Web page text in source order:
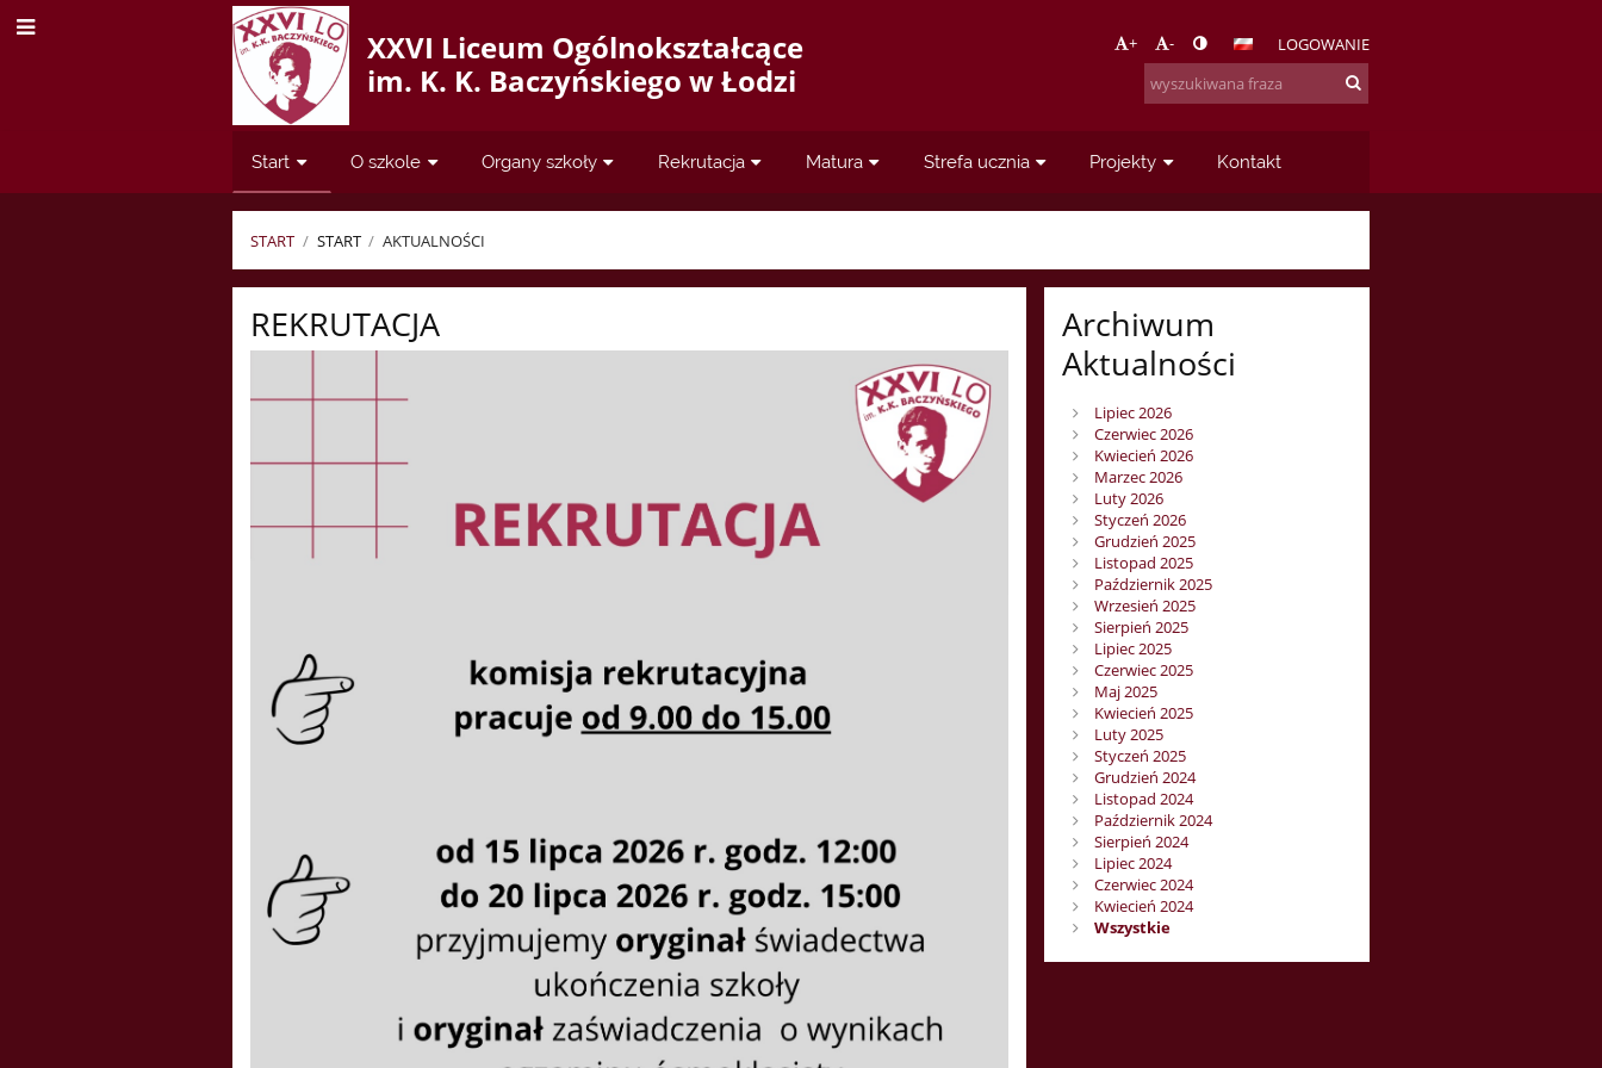
XXVI Liceum Ogólnokształcące
im. K. K. Baczyńskiego w Łodzi
+ - LOGOWANIE
Start O szkole Organy szkoły Rekrutacja Matura Strefa ucznia Projekty Kontakt
START / START / AKTUALNOŚCI
Aktualności
REKRUTACJA
Archiwum
Aktualności
Lipiec 2026
Czerwiec 2026
Kwiecień 2026
Marzec 2026
Luty 2026
Styczeń 2026
Grudzień 2025
Listopad 2025
Październik 2025
Wrzesień 2025
Sierpień 2025
Lipiec 2025
Czerwiec 2025
Maj 2025
Kwiecień 2025
Luty 2025
Styczeń 2025
Grudzień 2024
Listopad 2024
Październik 2024
Sierpień 2024
Lipiec 2024
Czerwiec 2024
Kwiecień 2024
Wszystkie